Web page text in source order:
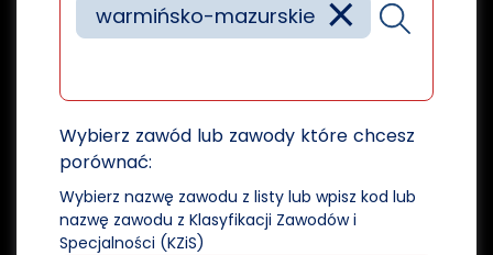
×
warmińsko-mazurskie
Wybierz zawód lub zawody które chcesz
porównać:
Wybierz nazwę zawodu z listy lub wpisz kod lub
nazwę zawodu z Klasyfikacji Zawodów i
Specjalności (KZiS)